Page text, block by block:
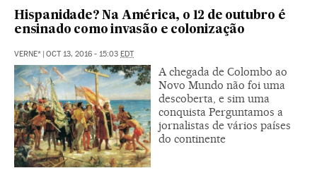
Hispanidade? Na América, o 12 de outubro é
ensinado como invasão e colonização
VERNE* OCT 13, 2016 - 15:03 EDT
A chegada de Colombo ao
Novo Mundo não foi uma
descoberta, e sim uma
conquista Perguntamos a
jornalistas de vários países
do continente